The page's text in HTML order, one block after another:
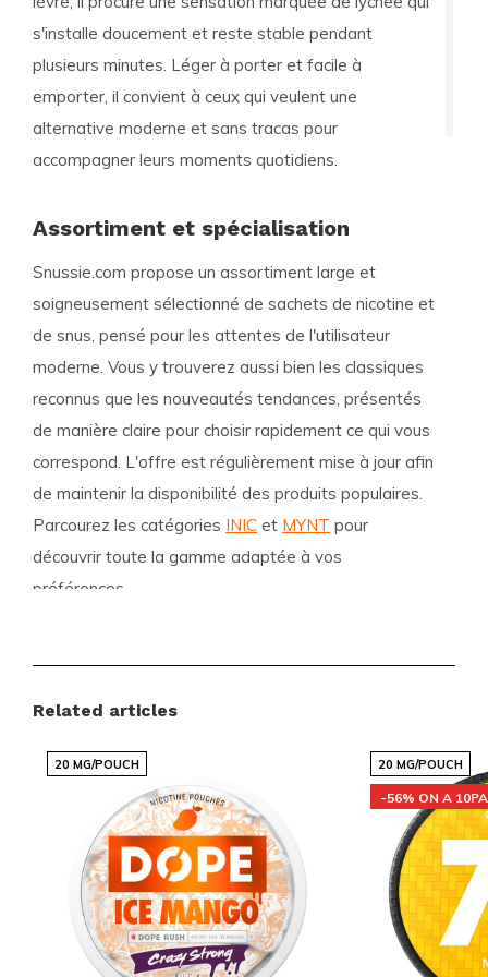
s'installe doucement et reste stable pendant
plusieurs minutes. Léger à porter et facile à
emporter, il convient à ceux qui veulent une
alternative moderne et sans tracas pour
accompagner leurs moments quotidiens.
Assortiment et spécialisation
Snussie.com propose un assortiment large et
soigneusement sélectionné de sachets de nicotine et
de snus, pensé pour les attentes de l'utilisateur
moderne. Vous y trouverez aussi bien les classiques
reconnus que les nouveautés tendances, présentés
de manière claire pour choisir rapidement ce qui vous
correspond. L'offre est régulièrement mise à jour afin
de maintenir la disponibilité des produits populaires.
Parcourez les catégories INIC et MYNT pour
découvrir toute la gamme adaptée à vos
préférences.
Livraisons internationales rapides et fiables
marques populaires
De nouvelles saveurs et variantes ajoutées
régulièrement
Commande simple et rapide via une boutique
en ligne claire
Service client réactif et disponible
Related articles
20 MG/POUCH 20 MG/POUCH
-56% ON A